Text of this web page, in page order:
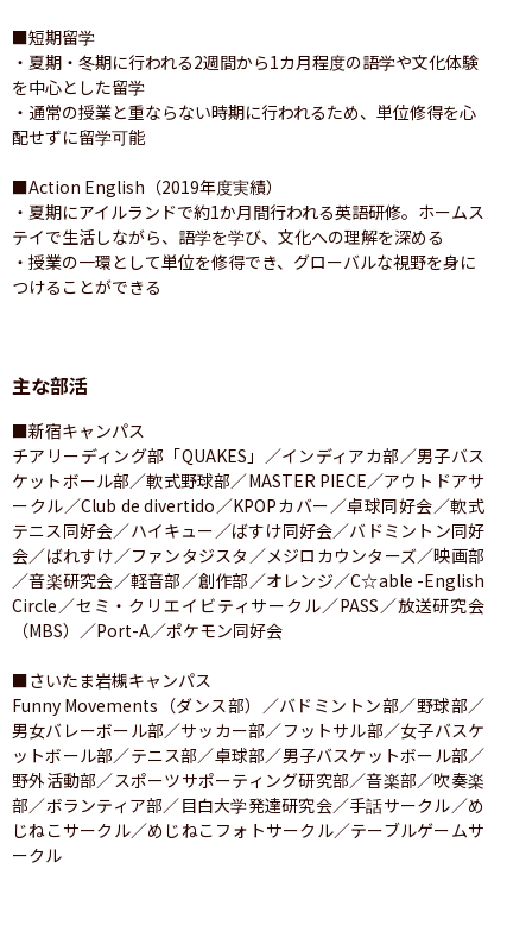
■短期留学
・夏期・冬期に行われる2週間から1カ月程度の語学や文化体験
を中心とした留学
・通常の授業と重ならない時期に行われるため、単位修得を心
配せずに留学可能
■Action English（2019年度実績）
・夏期にアイルランドで約1か月間行われる英語研修。ホームス
テイで生活しながら、語学を学び、文化への理解を深める
・授業の一環として単位を修得でき、グローバルな視野を身に
つけることができる
主な部活
■新宿キャンパス
チアリーディング部「QUAKES」／インディアカ部／男子バス
ケットボール部／軟式野球部／MASTER PIECE／アウトドアサ
ークル／Club de divertido／KPOPカバー／卓球同好会／軟式
テニス同好会／ハイキュー／ばすけ同好会／バドミントン同好
会／ばれすけ／ファンタジスタ／メジロカウンターズ／映画部
／音楽研究会／軽音部／創作部／オレンジ／C☆able -English
Circle／セミ・クリエイビティサークル／PASS／放送研究会
（MBS）／Port-A／ポケモン同好会
■さいたま岩槻キャンパス
Funny Movements（ダンス部）／バドミントン部／野球部／
男女バレーボール部／サッカー部／フットサル部／女子バスケ
ットボール部／テニス部／卓球部／男子バスケットボール部／
野外活動部／スポーツサポーティング研究部／音楽部／吹奏楽
部／ボランティア部／目白大学発達研究会／手話サークル／め
じねこサークル／めじねこフォトサークル／テーブルゲームサ
ークル